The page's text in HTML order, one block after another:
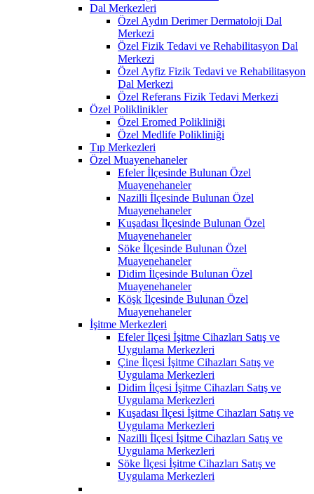
Dal Merkezleri
Özel Aydın Derimer Dermatoloji Dal
Merkezi
Özel Fizik Tedavi ve Rehabilitasyon Dal
Merkezi
Özel Ayfiz Fizik Tedavi ve Rehabilitasyon
Dal Merkezi
Özel Referans Fizik Tedavi Merkezi
Özel Poliklinikler
Özel Eromed Polikliniği
Özel Medlife Polikliniği
Tıp Merkezleri
Özel Muayenehaneler
Efeler İlçesinde Bulunan Özel
Muayenehaneler
Nazilli İlçesinde Bulunan Özel
Muayenehaneler
Kuşadası İlçesinde Bulunan Özel
Muayenehaneler
Söke İlçesinde Bulunan Özel
Muayenehaneler
Didim İlçesinde Bulunan Özel
Muayenehaneler
Köşk İlçesinde Bulunan Özel
Muayenehaneler
İşitme Merkezleri
Efeler İlçesi İşitme Cihazları Satış ve
Uygulama Merkezleri
Çine İlçesi İşitme Cihazları Satış ve
Uygulama Merkezleri
Didim İlçesi İşitme Cihazları Satış ve
Uygulama Merkezleri
Kuşadası İlçesi İşitme Cihazları Satış ve
Uygulama Merkezleri
Nazilli İlçesi İşitme Cihazları Satış ve
Uygulama Merkezleri
Söke İlçesi İşitme Cihazları Satış ve
Uygulama Merkezleri